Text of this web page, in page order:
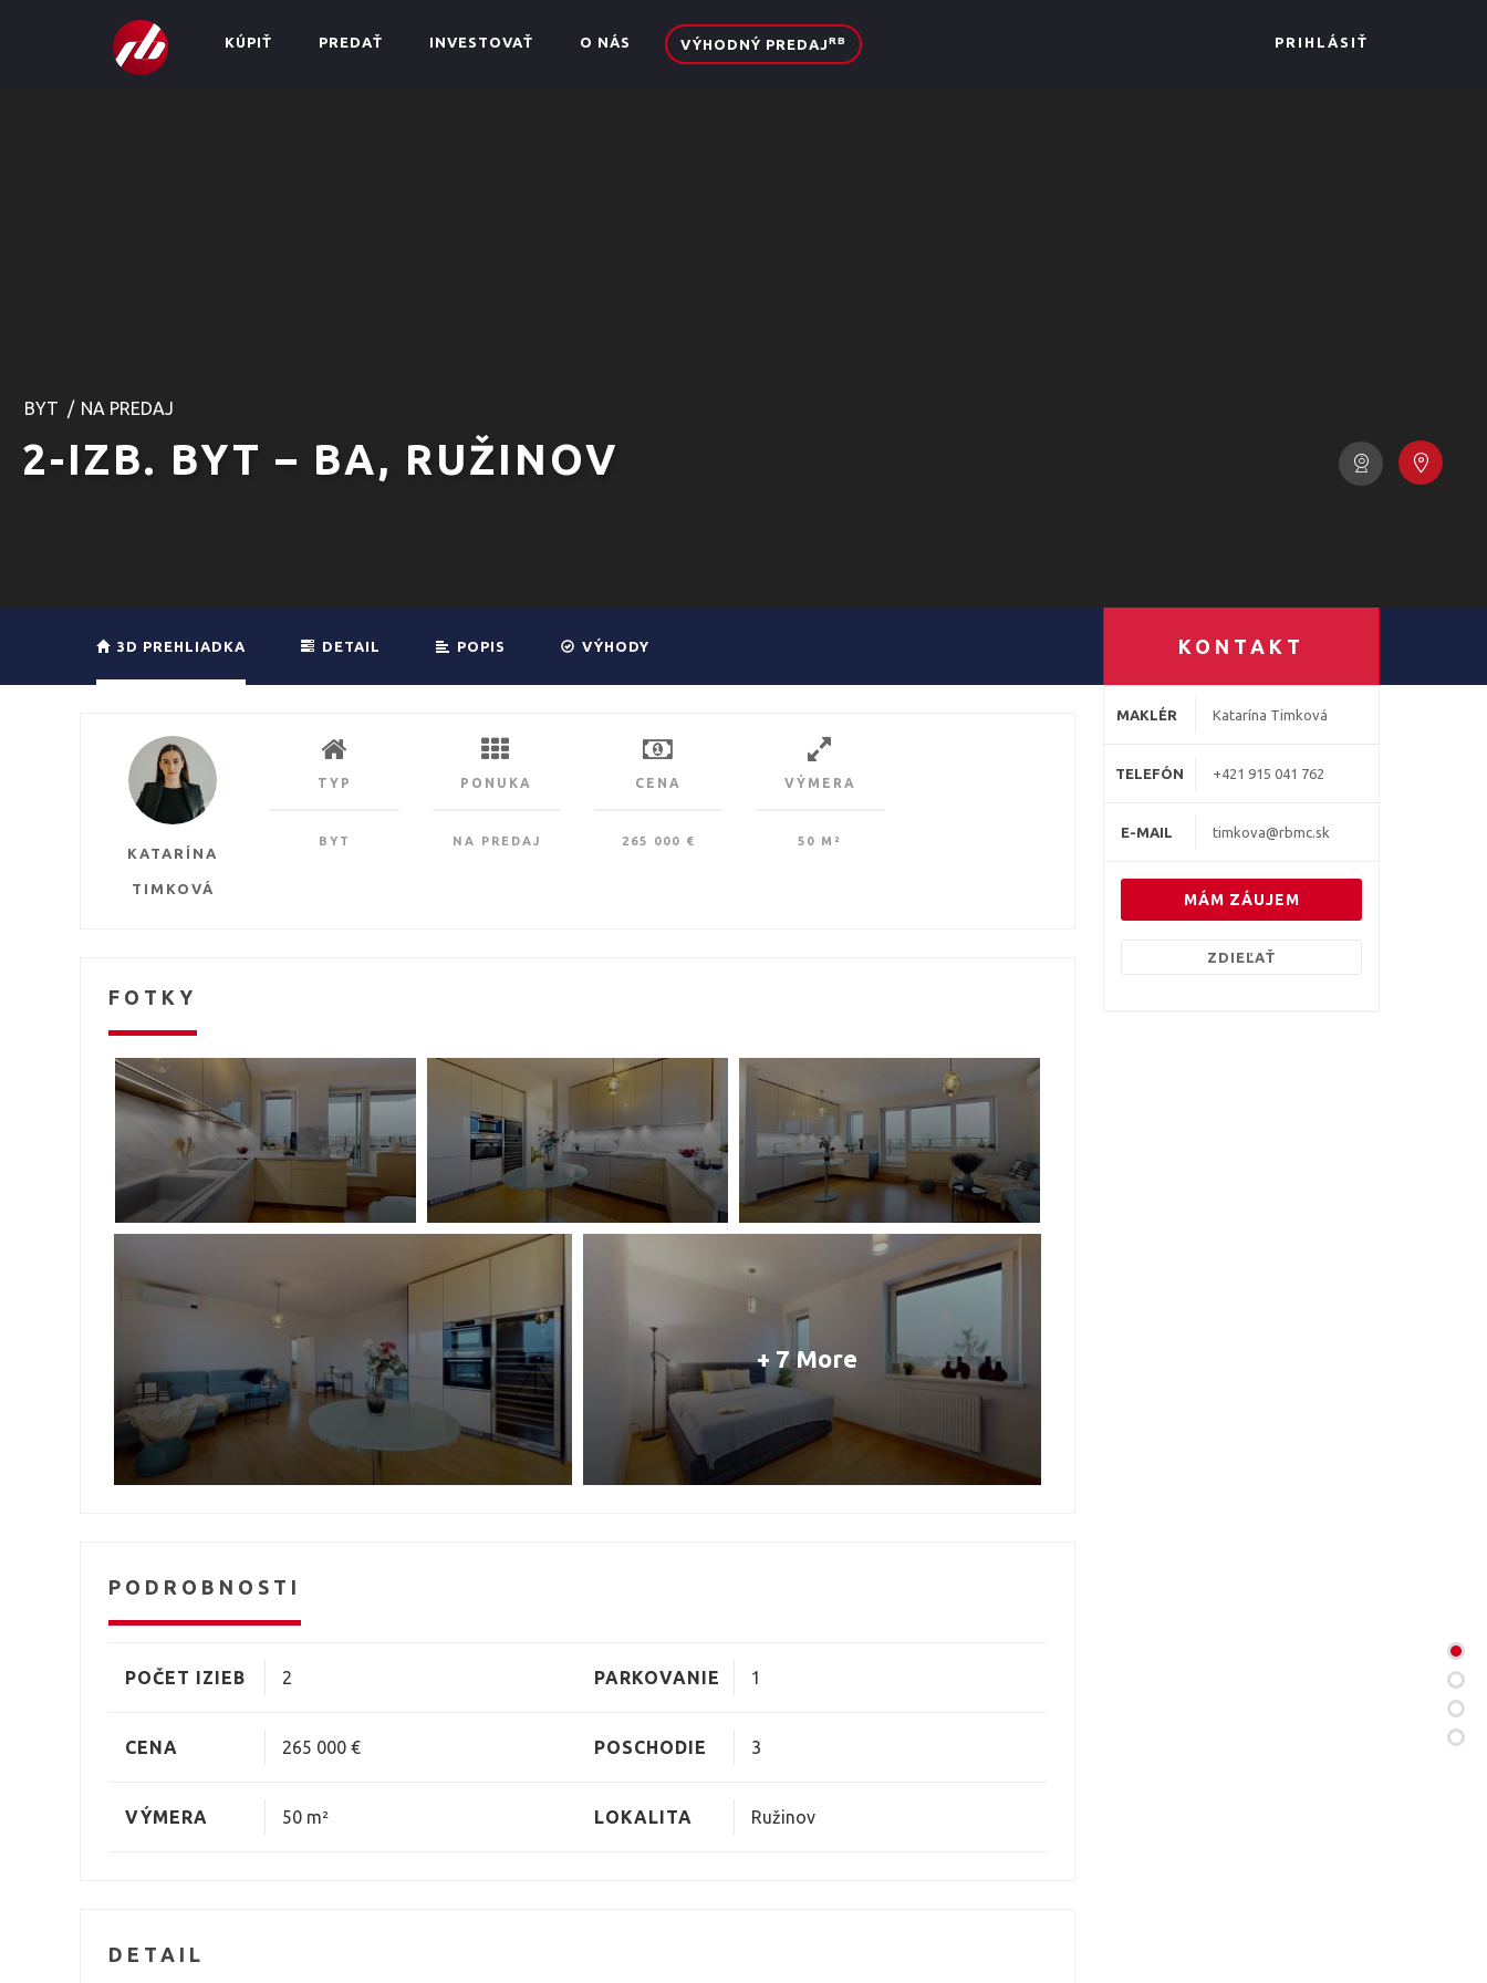
KÚPIŤ PREDAŤ INVESTOVAŤ O NÁS VÝHODNÝ PREDAJRB PRIHLÁSIŤ
BYT / NA PREDAJ
2-IZB. BYT – BA, RUŽINOV
3D PREHLIADKA DETAIL POPIS VÝHODY
KATARÍNA
TIMKOVÁ
TYP
BYT
PONUKA
NA PREDAJ
CENA
265 000 €
VÝMERA
50 M²
FOTKY
+ 7 More
PODROBNOSTI
POČET IZIEB 2 PARKOVANIE 1
CENA 265 000 € POSCHODIE 3
VÝMERA 50 m² LOKALITA Ružinov
DETAIL
KONTAKT
MAKLÉR Katarína Timková
TELEFÓN +421 915 041 762
E-MAIL timkova@rbmc.sk
MÁM ZÁUJEM
ZDIEĽAŤ